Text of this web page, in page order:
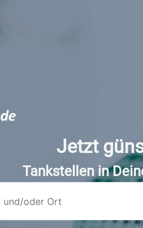
Jetzt
Tankstellen in